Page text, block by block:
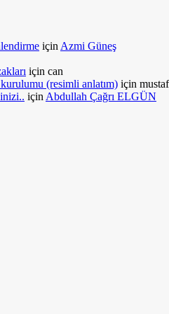
için Azmi Güneş
için can
(resimli anlatım) için
için Abdullah Çağrı ELGÜN